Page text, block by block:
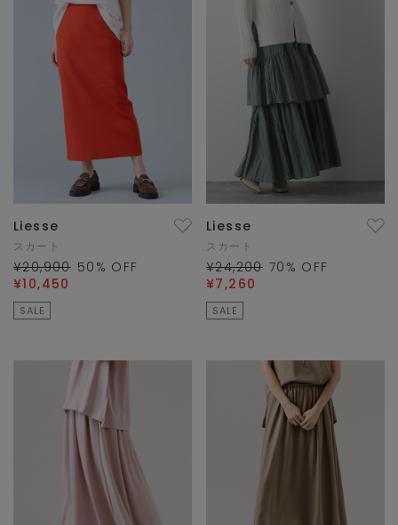
Liesse
スカート
¥20,900 50 % OFF
¥10,450
SALE
Liesse
スカート
¥24,200 70 % OFF
¥7,260
SALE